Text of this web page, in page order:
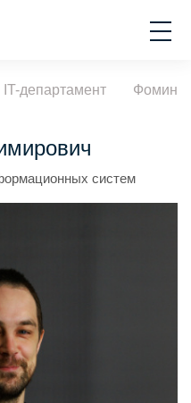
IT-департамент
Фомин
систем